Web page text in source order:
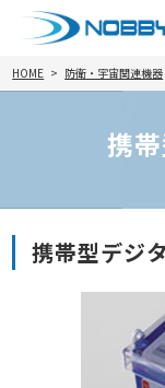
HOME 防衛・宇宙関連機器
携
携帯型デジ